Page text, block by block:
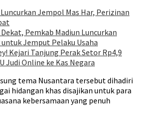
Jempol Mas Har, Perizinan
Pemkab Madiun Luncurkan
Jemput Pelaku Usaha
Kejari Tanjung Perak Setor Rp4,9
Judi Online ke Kas Negara
tema Nusantara tersebut dihadiri
hidangan khas disajikan untuk para
kebersamaan yang penuh